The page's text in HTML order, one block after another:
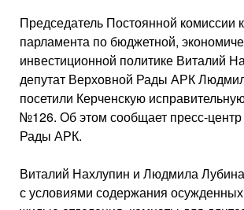
Председатель Постоянной комиссии
парламента по бюджетной,
инвестиционной политике Виталий
депутат Верховной Рады АРК
посетили Керченскую
№126. Об этом сообщает пресс-
Рады АРК.
Виталий Нахлупин и Людмила
с условиями содержания